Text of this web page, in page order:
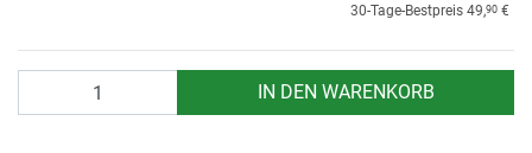
30-Tage-Bestpreis 49,90 €
IN DEN WARENKORB